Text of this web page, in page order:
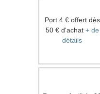
Port 4 € offert dès
50 € d'achat + de
détails